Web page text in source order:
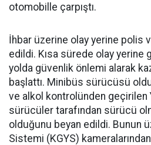
otomobille çarpıştı.
İhbar üzerine olay yerine polis
edildi. Kısa sürede olay yerine
yolda güvenlik önlemi alarak
başlattı. Minibüs sürücüsü
ve alkol kontrolünden geçirilen
sürücüler tarafından sürücü
olduğunu beyan edildi. Bunun
Sistemi (KGYS)